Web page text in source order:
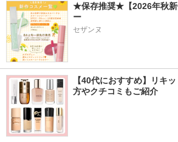
★保存推奨★【2026年秋新
ー
セザンヌ
【40代におすすめ】リキ
方やクチコミもご紹介